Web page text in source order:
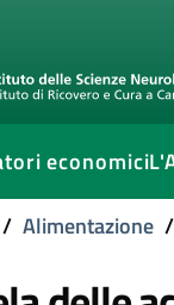
economici
/ Alimentazione /